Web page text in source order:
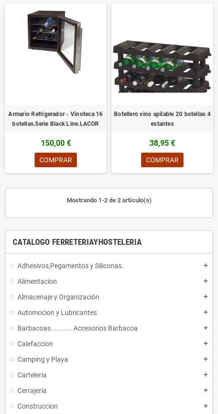
CATALOGO FERRETERIAYHOSTELERIA
Adhesivos,Pegamentos y Siliconas. add
Alimentacion add
Almacenaje y Organización add
Automocion y Lubricantes add
Barbacoas........... Accesorios Barbacoa add
Calefaccion add
Camping y Playa add
Carteleria add
Cerrajeria add
Construccion add
Armario Refrigerador - Vinoteca 16
botellas.Serie Black Line.LACOR
150,00 €
COMPRAR
Botellero vino apilable 20 botellas 4
estantes
38,95 €
COMPRAR
Mostrando 1-2 de 2 artículo(s)